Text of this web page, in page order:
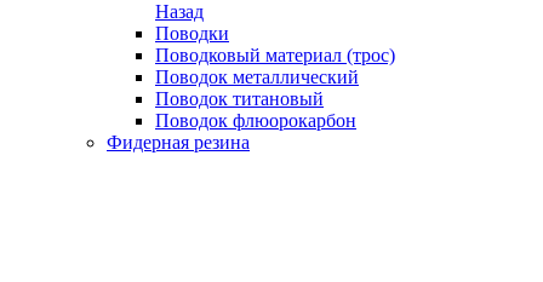
Назад
Поводки
Поводковый материал (трос)
Поводок металлический
Поводок титановый
Поводок флюорокарбон
Фидерная резина